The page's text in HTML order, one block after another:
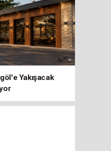
Yakışacak